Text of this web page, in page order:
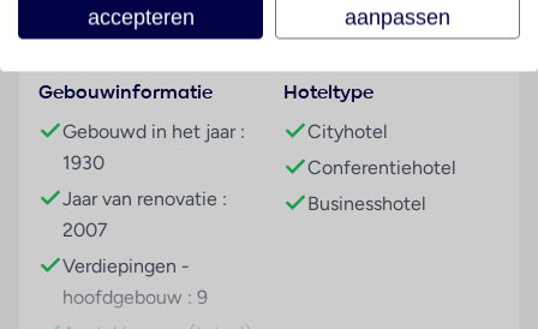
onze classificatie: 4 sterren
begane grond en een lift
Kamers
2-persoonskamer, Superior, 2-2 pers
Algemeen
airco
gratis wifi
tv
Faciliteiten
Gebouwinformatie
Gebouwd in het jaar :
1930
Jaar van renovatie :
2007
Verdiepingen -
hoofdgebouw : 9
Hoteltype
Cityhotel
Conferentiehotel
Businesshotel
accepteren
aanpassen